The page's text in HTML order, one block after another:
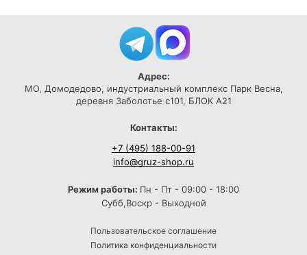
Адрес:
МО, Домодедово, индустриальный комплекс Парк Весна,
деревня Заболотье с101, БЛОК А21
Контакты:
+7 (495) 188-00-91
info@gruz-shop.ru
Режим работы: Пн - Пт - 09:00 - 18:00
Субб,Воскр - Выходной
Пользовательское соглашение
Политика конфиденциальности